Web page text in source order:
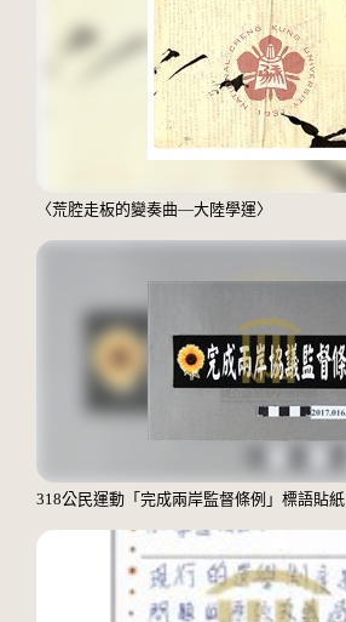
〈荒腔走板的變奏曲—大陸學運〉
318公民運動「完成兩岸監督條例」標語貼紙